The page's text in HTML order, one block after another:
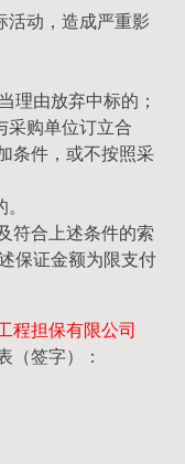
活动，造成严重影
理由放弃中标的；
采购单位订立合
条件，或不按照采
符合上述条件的索
保证金额为限支付
程担保有限公司
（签字）：